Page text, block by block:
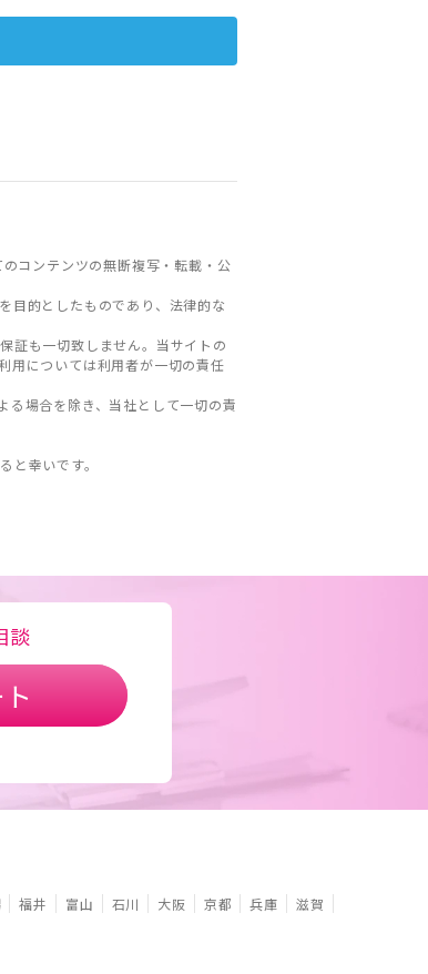
コンテンツの無断複写・転載・公
目的としたものであり、法律的な
証も一切致しません。当サイトの
用については利用者が一切の責任
る場合を除き、当社として一切の責
幸いです。
談
福井 富山 石川 大阪 京都 兵庫
滋賀